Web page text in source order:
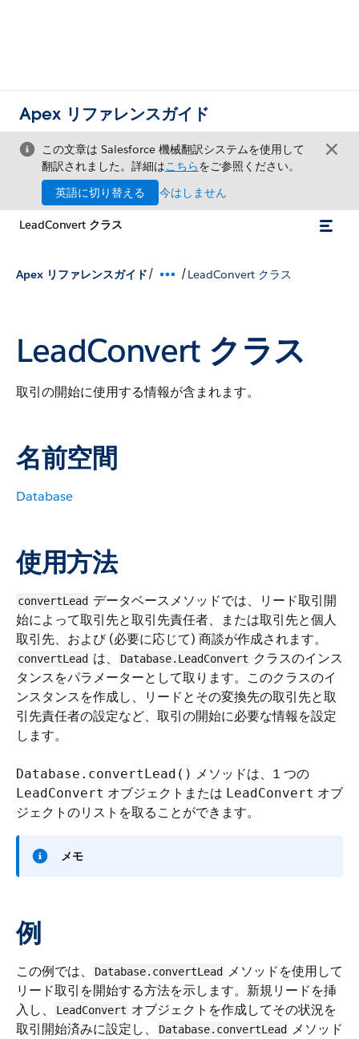
Apex リファレンスガイド
この文章は Salesforce 機械翻訳システムを使用して
翻訳されました。詳細はこちらをご参照ください。
英語に切り替える
今はしません
LeadConvert クラス
Apex リファレンスガイド/ /LeadConvert クラス
LeadConvert クラス
取引の開始に使用する情報が含まれます。
名前空間
Database
使用方法
convertLead データベースメソッドでは、リード取引開
始によって取引先と取引先責任者、または取引先と個人
取引先、および (必要に応じて) 商談が作成されます。
convertLead は、 Database.LeadConvert クラスのインス
タンスをパラメーターとして取ります。このクラスのイ
ンスタンスを作成し、リードとその変換先の取引先と取
引先責任者の設定など、取引の開始に必要な情報を設定
します。
Database.convertLead() メソッドは、1 つの
LeadConvert オブジェクトまたは LeadConvert オブ
ジェクトのリストを取ることができます。
メモ
例
この例では、 Database.convertLead
メソッドを使用して
リード取引を開始する方法を示します。新規リードを挿
入し、
LeadConvert オブジェクトを作成してその状況を
取引開始済みに設定し、
Database.convertLead
メソッド